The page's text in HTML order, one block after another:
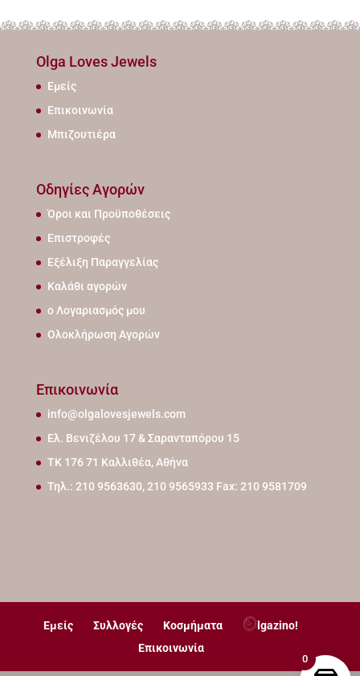
Olga Loves Jewels
Εμείς
Επικοινωνία
Μπιζουτιέρα
Οδηγίες Αγορών
Όροι και Προϋποθέσεις
Επιστροφές
Εξέλιξη Παραγγελίας
Καλάθι αγορών
ο Λογαριασμός μου
Ολοκλήρωση Αγορών
Επικοινωνία
info@olgalovesjewels.com
Ελ. Βενιζέλου 17 & Σαρανταπόρου 15
ΤΚ 176 71 Καλλιθέα, Αθήνα
Τηλ.: 210 9563630, 210 9565933 Fax: 210 9581709
Εμείς Συλλογές Κοσμήματα
lgazino!
Επικοινωνία
0